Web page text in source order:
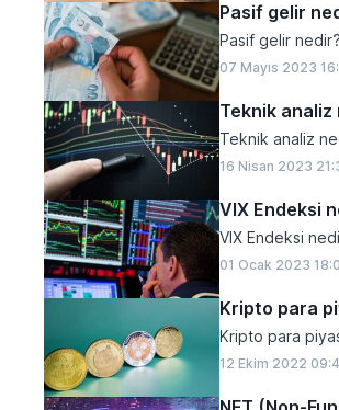
Pasif gelir
Pasif gelir
07 Mayıs 2023
Teknik
Teknik analiz
16 Nisan 2023
VIX Endeksi
VIX Endeksi
01 Ocak 2023
Kripto para
Kripto para
12 Ekim 2022